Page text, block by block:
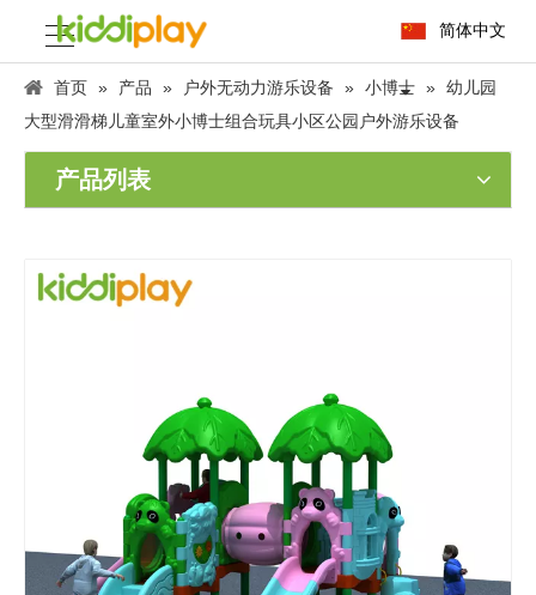
简体中文
首页 » 产品 » 户外无动力游乐设备 » 小博士 » 幼儿园
大型滑滑梯儿童室外小博士组合玩具小区公园户外游乐设备
产品列表